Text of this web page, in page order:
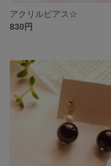
アクリルピアス☆
830円